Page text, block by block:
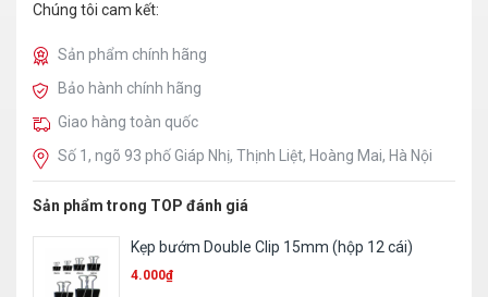
Chúng tôi cam kết:
Sản phẩm chính hãng
Bảo hành chính hãng
Giao hàng toàn quốc
Số 1, ngõ 93 phố Giáp Nhị, Thịnh Liệt, Hoàng Mai, Hà Nội
Sản phẩm trong TOP đánh giá
Giấy ép Plastic A3 – Dày
280.000